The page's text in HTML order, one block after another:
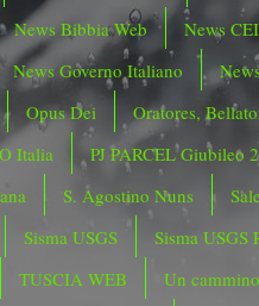
News Bibbia Web News CEI
News Governo Italiano
Opus Dei Oratores,
Italia
PJ PARCEL Giubileo
S. Agostino Nuns
Sisma USGS Sisma USGS
TUSCIA WEB Un